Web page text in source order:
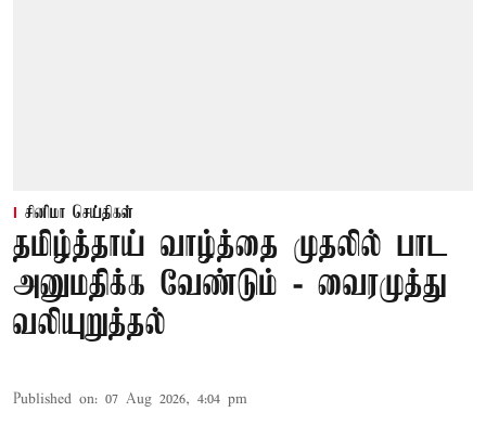
சினிமா செய்திகள்
தமிழ்த்தாய் வாழ்த்தை முதலில் பாட
அனுமதிக்க வேண்டும் - வைரமுத்து
வலியுறுத்தல்
Published on: 07 Aug 2026, 4:04 pm